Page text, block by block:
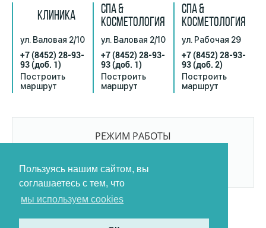
Пользуясь нашим сайтом, вы
соглашаетесь с тем, что
мы используем cookies
КЛИНИКА
ул. Валовая 2/10
+7 (8452) 28-93-
93(доб. 1)
Построить
маршрут
СПА &
КОСМЕТОЛОГИЯ
ул. Валовая 2/10
+7 (8452) 28-93-
93(доб. 1)
Построить
маршрут
СПА &
КОСМЕТОЛОГИЯ
ул. Рабочая 29
+7 (8452) 28-93-
93(доб. 2)
Построить
маршрут
РЕЖИМ РАБОТЫ
БЕЗ ПЕРЕРЫВОВ И ВЫХОДНЫХ